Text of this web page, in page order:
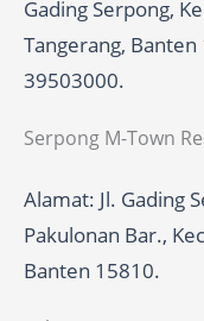
Gading Serpong,
Tangerang,
39503000.
Serpong M-Town
Alamat: Jl. Gading
Pakulonan Bar.,
Banten 15810.